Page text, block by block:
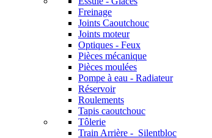
Freinage
Joints Caoutchouc
Joints moteur
Optiques - Feux
Pièces mécanique
Pièces moulées
Pompe à eau - Radiateur
Réservoir
Roulements
Tapis caoutchouc
Tôlerie
Train Arrière - Silentbloc